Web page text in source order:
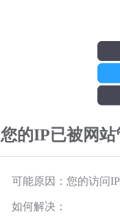
您的IP已被网
可能原因：您的访问
如何解决：